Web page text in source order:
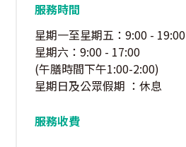
服務時間
星期一至星期五：9:00 - 19:00
星期六：9:00 - 17:00
(午膳時間下午1:00-2:00)
星期日及公眾假期 ：休息
服務收費